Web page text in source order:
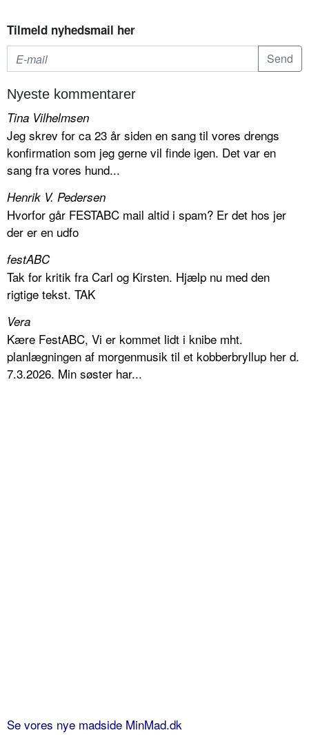
Tilmeld nyhedsmail her
Nyeste kommentarer
Tina Vilhelmsen
Jeg skrev for ca 23 år siden en sang til vores drengs
konfirmation som jeg gerne vil finde igen. Det var en
sang fra vores hund...
Henrik V. Pedersen
Hvorfor går FESTABC mail altid i spam? Er det hos jer
der er en udfo
festABC
Tak for kritik fra Carl og Kirsten. Hjælp nu med den
rigtige tekst. TAK
Vera
Kære FestABC, Vi er kommet lidt i knibe mht.
planlægningen af morgenmusik til et kobberbryllup her d.
7.3.2026. Min søster har...
Se vores nye madside MinMad.dk